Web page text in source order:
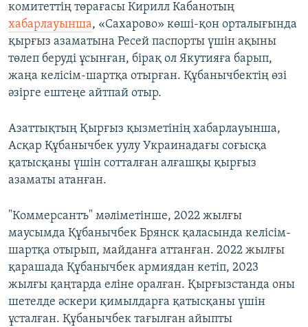
комитеттің төрағасы Кирилл Кабанотың
хабарлауынша, «Сахарово» көші-қон орталығында
қырғыз азаматына Ресей паспорты үшін ақыны
төлеп беруді ұсынған, бірақ ол Якутияға барып,
жаңа келісім-шартқа отырған. Құбанычбектің өзі
әзірге ештеңе айтпай отыр.
Азаттықтың Қырғыз қызметінің хабарлауынша,
Асқар Құбанычбек уулу Украинадағы соғысқа
қатысқаны үшін сотталған алғашқы қырғыз
азаматы атанған.
"Коммерсантъ" мәліметінше, 2022 жылғы
маусымда Құбанычбек Брянск қаласында келісім-
шартқа отырып, майданға аттанған. 2022 жылғы
қарашада Құбанычбек армиядан кетіп, 2023
жылғы қаңтарда еліне оралған. Қырғызстанда оны
шетелде әскери қимылдарға қатысқаны үшін
ұсталған. Құбанычбек тағылған айыпты